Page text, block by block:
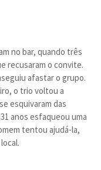
no bar, quando três
recusaram o convite.
afastar o grupo.
o trio voltou a
esquivaram das
anos esfaqueou uma
tentou ajudá-la,